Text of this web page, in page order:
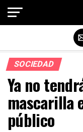
SOCIEDAD
Ya no
mascarilla
público